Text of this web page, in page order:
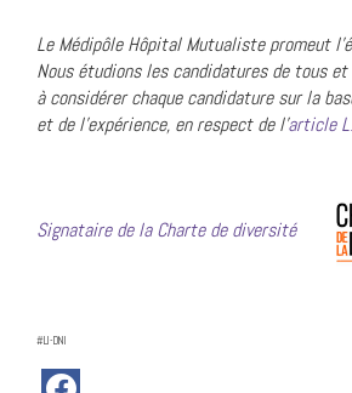
Le Médipôle Hôpital Mutualiste promeut
Nous étudions les candidatures de tous et
à considérer chaque candidature sur la
et de l’expérience, en respect de l’article
Signataire de la Charte de diversité
#LI-DNI